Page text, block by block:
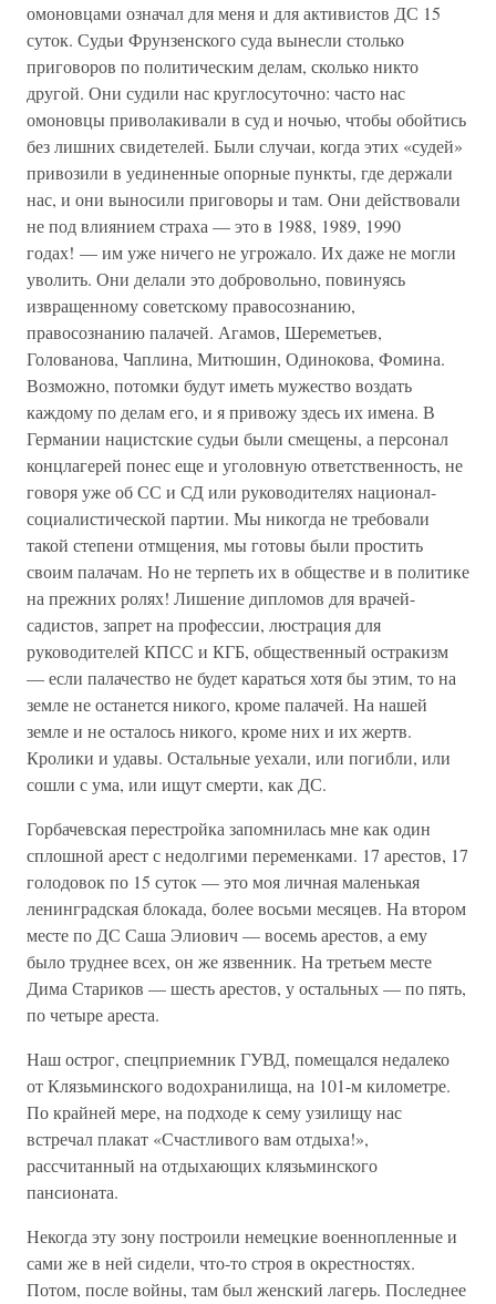
омоновцами означал для меня и для активистов ДС 15
суток. Судьи Фрунзенского суда вынесли столько
приговоров по политическим делам, сколько никто
другой. Они судили нас круглосуточно: часто нас
омоновцы приволакивали в суд и ночью, чтобы обойтись
без лишних свидетелей. Были случаи, когда этих «судей»
привозили в уединенные опорные пункты, где держали
нас, и они выносили приговоры и там. Они действовали
не под влиянием страха — это в 1988, 1989, 1990
годах! — им уже ничего не угрожало. Их даже не могли
уволить. Они делали это добровольно, повинуясь
извращенному советскому правосознанию,
правосознанию палачей. Агамов, Шереметьев,
Голованова, Чаплина, Митюшин, Одинокова, Фомина.
Возможно, потомки будут иметь мужество воздать
каждому по делам его, и я привожу здесь их имена. В
Германии нацистские судьи были смещены, а персонал
концлагерей понес еще и уголовную ответственность, не
говоря уже об СС и СД или руководителях национал-
социалистической партии. Мы никогда не требовали
такой степени отмщения, мы готовы были простить
своим палачам. Но не терпеть их в обществе и в политике
на прежних ролях! Лишение дипломов для врачей-
садистов, запрет на профессии, люстрация для
руководителей КПСС и КГБ, общественный остракизм
— если палачество не будет караться хотя бы этим, то на
земле не останется никого, кроме палачей. На нашей
земле и не осталось никого, кроме них и их жертв.
Кролики и удавы. Остальные уехали, или погибли, или
сошли с ума, или ищут смерти, как ДС.
Горбачевская перестройка запомнилась мне как один
сплошной арест с недолгими переменками. 17 арестов, 17
голодовок по 15 суток — это моя личная маленькая
ленинградская блокада, более восьми месяцев. На втором
месте по ДС Саша Элиович — восемь арестов, а ему
было труднее всех, он же язвенник. На третьем месте
Дима Стариков — шесть арестов, у остальных — по пять,
по четыре ареста.
Наш острог, спецприемник ГУВД, помещался недалеко
от Клязьминского водохранилища, на 101-м километре.
По крайней мере, на подходе к сему узилищу нас
встречал плакат «Счастливого вам отдыха!»,
рассчитанный на отдыхающих клязьминского
пансионата.
Некогда эту зону построили немецкие военнопленные и
сами же в ней сидели, что-то строя в окрестностях.
Потом, после войны, там был женский лагерь. Последнее